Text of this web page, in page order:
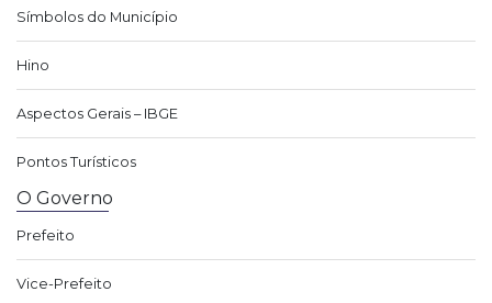
Símbolos do Município
Hino
Aspectos Gerais – IBGE
Pontos Turísticos
O Governo
Prefeito
Vice-Prefeito